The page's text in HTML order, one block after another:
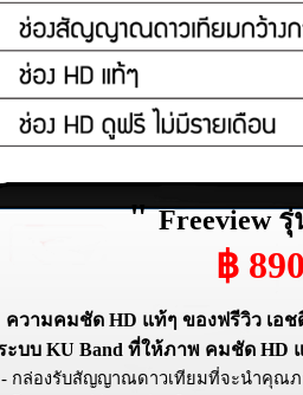
" Freeviewรุ่
฿ 890
ความคมชัด HD แท้ๆ ของฟรีวิว เอช
บบ KU Band ที่ให้ภาพ คมชัด HD
กล่องรับสัญญาณดาวเทียมที่จะนำคุณ